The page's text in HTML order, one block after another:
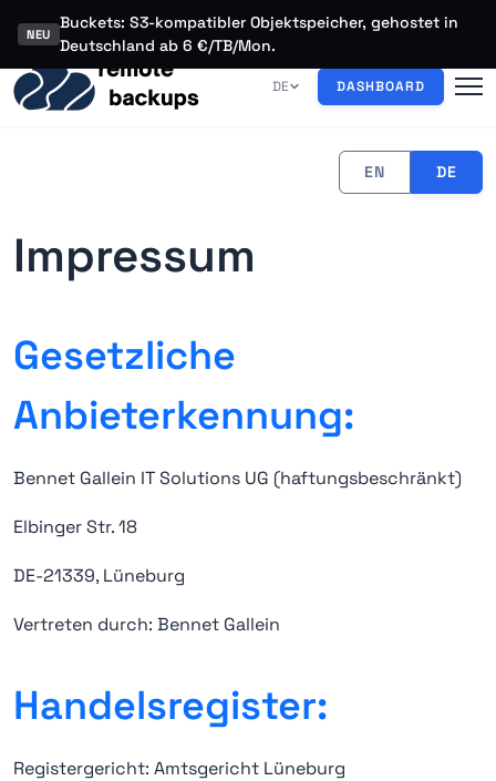
NEU
Buckets: S3-kompatibler Objektspeicher, gehostet in
Deutschland ab 6 €/TB/Mon.
DE DASHBOARD
EN DE
Impressum
Gesetzliche
Anbieterkennung:
Bennet Gallein IT Solutions UG (haftungsbeschränkt)
Elbinger Str. 18
DE-21339, Lüneburg
Vertreten durch: Bennet Gallein
Handelsregister:
Registergericht: Amtsgericht Lüneburg